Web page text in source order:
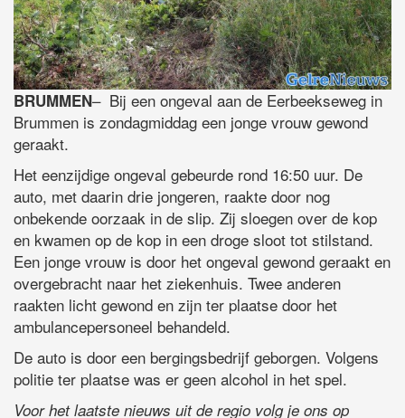
BRUMMEN– Bij een ongeval aan de Eerbeekseweg in
Brummen is zondagmiddag een jonge vrouw gewond
geraakt.
Het eenzijdige ongeval gebeurde rond 16:50 uur. De
auto, met daarin drie jongeren, raakte door nog
onbekende oorzaak in de slip. Zij sloegen over de kop
en kwamen op de kop in een droge sloot tot stilstand.
Een jonge vrouw is door het ongeval gewond geraakt en
overgebracht naar het ziekenhuis. Twee anderen
raakten licht gewond en zijn ter plaatse door het
ambulancepersoneel behandeld.
De auto is door een bergingsbedrijf geborgen. Volgens
politie ter plaatse was er geen alcohol in het spel.
Voor het laatste nieuws uit de regio volg je ons op